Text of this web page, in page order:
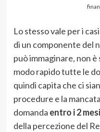
Lo stesso vale per i
di un componente del
può immaginare, non
modo rapido tutte le
quindi capita che ci
procedure e la
domanda entro i 2 mesi
della percezione del